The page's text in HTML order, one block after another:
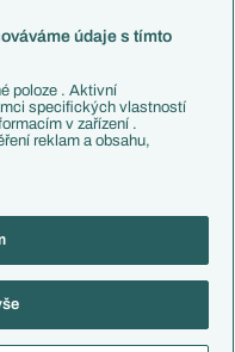
zpravodajství ČTK.
údajů
údaje s tímto
poloze . Aktivní
specifických vlastností
v zařízení .
reklam a obsahu,